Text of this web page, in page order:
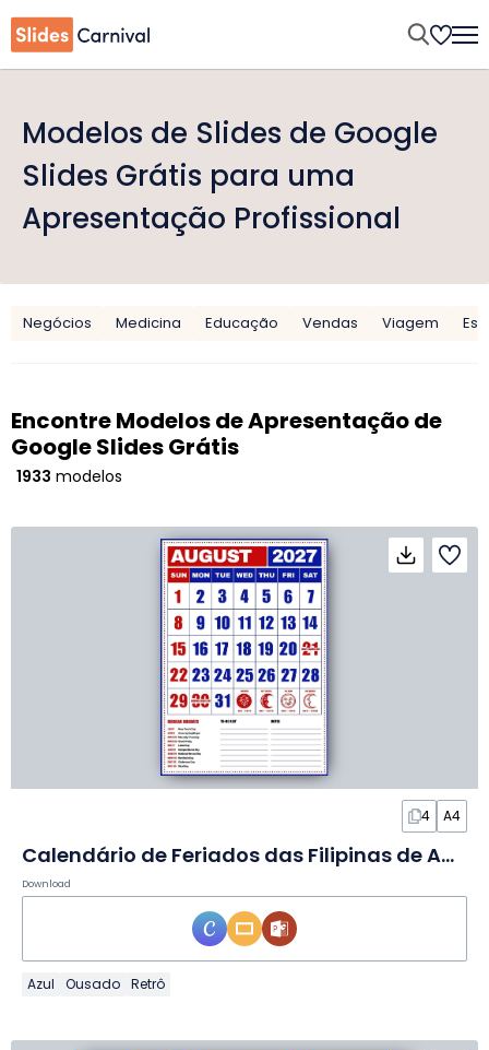
Modelos de Slides de Google
Slides Grátis para uma
Apresentação Profissional
Negócios Medicina Educação Vendas Viagem
Encontre Modelos de Apresentação de
Google Slides Grátis
1933 modelos
4 A4
Calendário de Feriados das Filipinas de Agosto de 2027 em Slides
Download
Azul Ousado Retrô